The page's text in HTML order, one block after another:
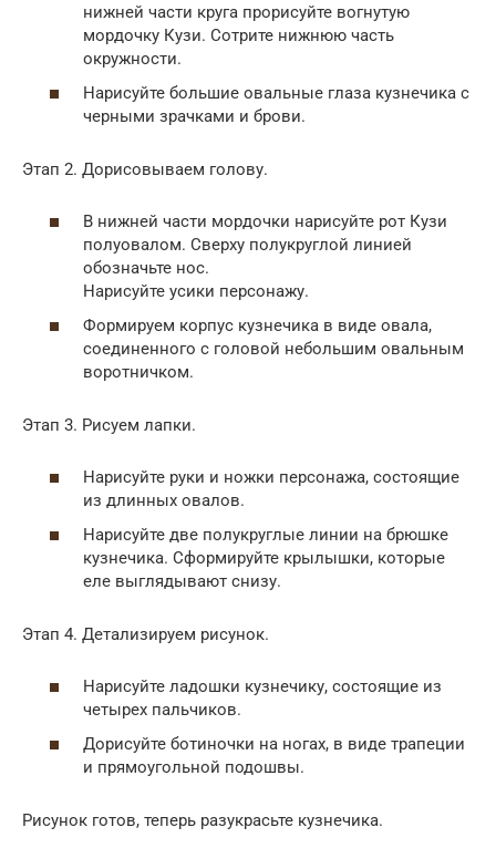
нижней части круга прорисуйте вогнутую
мордочку Кузи. Сотрите нижнюю часть
окружности.
Нарисуйте большие овальные глаза кузнечика с
черными зрачками и брови.
Этап 2. Дорисовываем голову.
В нижней части мордочки нарисуйте рот Кузи
полуовалом. Сверху полукруглой линией
обозначьте нос.
Нарисуйте усики персонажу.
Формируем корпус кузнечика в виде овала,
соединенного с головой небольшим овальным
воротничком.
Этап 3. Рисуем лапки.
Нарисуйте руки и ножки персонажа, состоящие
из длинных овалов.
Нарисуйте две полукруглые линии на брюшке
кузнечика. Сформируйте крылышки, которые
еле выглядывают снизу.
Этап 4. Детализируем рисунок.
Нарисуйте ладошки кузнечику, состоящие из
четырех пальчиков.
Дорисуйте ботиночки на ногах, в виде трапеции
и прямоугольной подошвы.
Рисунок готов, теперь разукрасьте кузнечика.